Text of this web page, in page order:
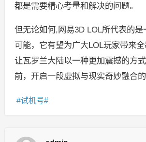
都是需要精心考量和解决的问题。
但无论如何,网易3D LOL所代表的是
可能，它有望为广大LOL玩家带来全
让瓦罗兰大陆以一种更加震撼的方
前，开启一段虚拟与现实奇妙融合的
试机号